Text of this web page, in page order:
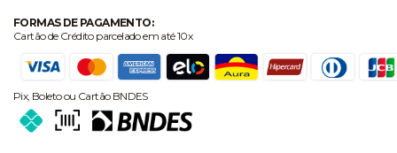
FORMAS DE PAGAMENTO:
Cartão de Crédito parcelado em até 10x
Pix, Boleto ou Cartão BNDES